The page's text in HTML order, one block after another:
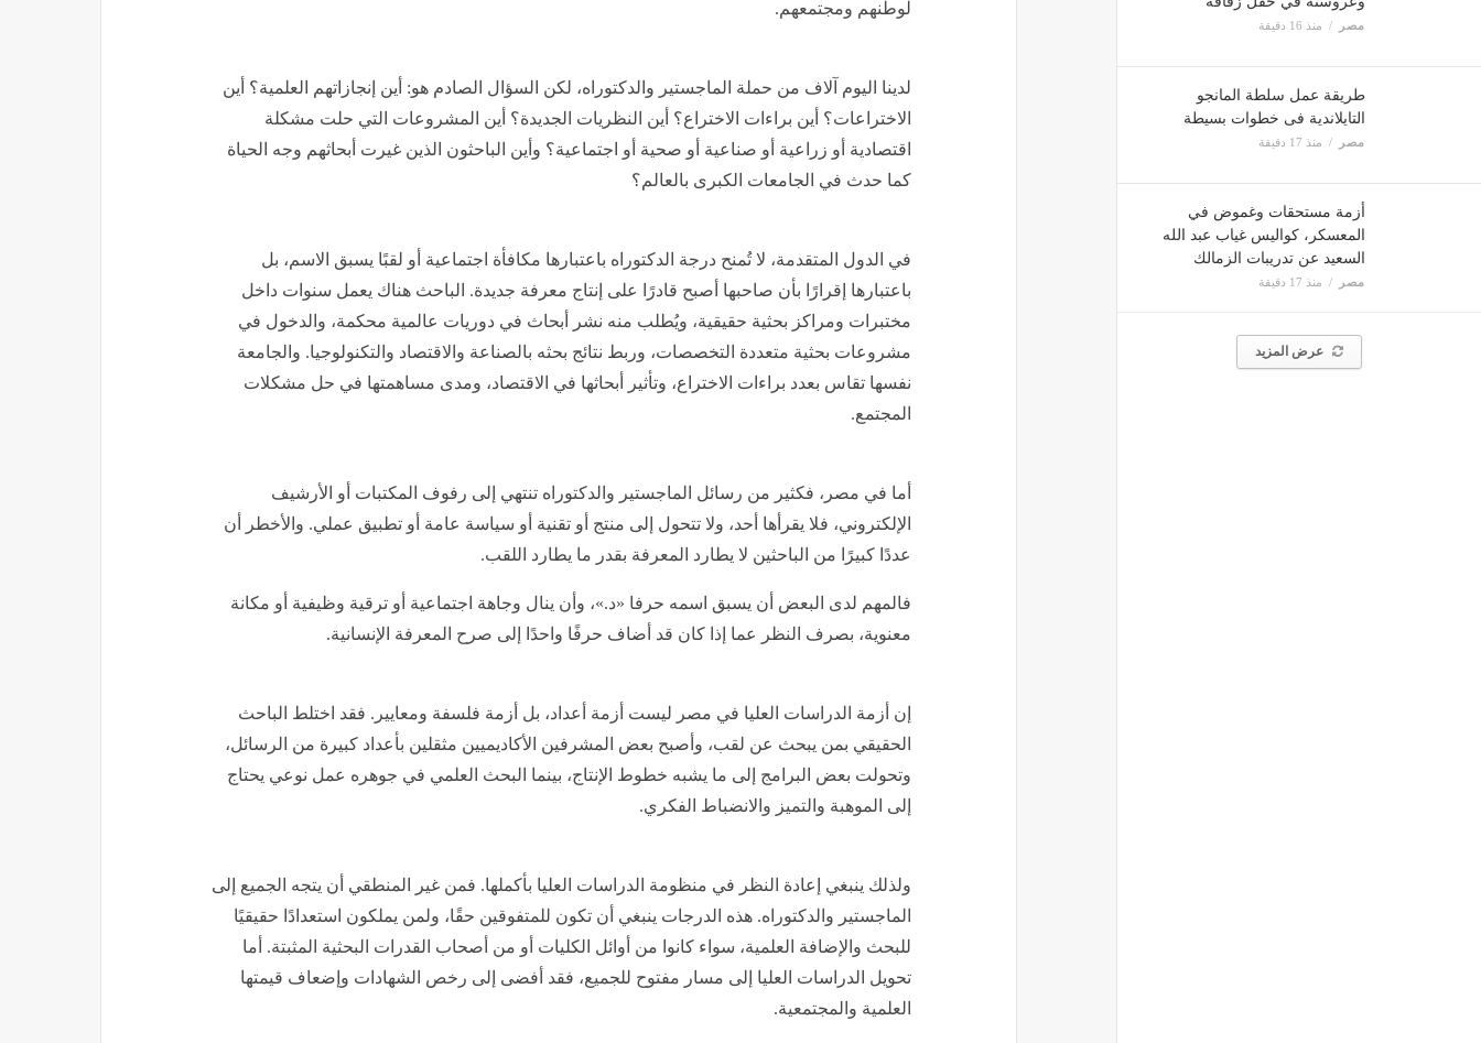
مصر منذ 16 دقيقة
طريقة عمل سلطة المانجو
التايلاندية فى خطوات بسيطة
مصر منذ 17 دقيقة
أزمة مستحقات وغموض في
المعسكر، كواليس غياب عبد الله
السعيد عن تدريبات الزمالك
مصر منذ 17 دقيقة
عرض المزيد
لوطنهم ومجتمعهم.
لدينا اليوم آلاف من حملة الماجستير والدكتوراه، لكن السؤال الصادم هو: أين إنجازاتهم العلمية؟ أين
الاختراعات؟ أين براءات الاختراع؟ أين النظريات الجديدة؟ أين المشروعات التي حلت مشكلة
اقتصادية أو زراعية أو صناعية أو صحية أو اجتماعية؟ وأين الباحثون الذين غيرت أبحاثهم وجه الحياة
كما حدث في الجامعات الكبرى بالعالم؟
في الدول المتقدمة، لا تُمنح درجة الدكتوراه باعتبارها مكافأة اجتماعية أو لقبًا يسبق الاسم، بل
باعتبارها إقرارًا بأن صاحبها أصبح قادرًا على إنتاج معرفة جديدة. الباحث هناك يعمل سنوات داخل
مختبرات ومراكز بحثية حقيقية، ويُطلب منه نشر أبحاث في دوريات عالمية محكمة، والدخول في
مشروعات بحثية متعددة التخصصات، وربط نتائج بحثه بالصناعة والاقتصاد والتكنولوجيا. والجامعة
نفسها تقاس بعدد براءات الاختراع، وتأثير أبحاثها في الاقتصاد، ومدى مساهمتها في حل مشكلات
المجتمع.
أما في مصر، فكثير من رسائل الماجستير والدكتوراه تنتهي إلى رفوف المكتبات أو الأرشيف
الإلكتروني، فلا يقرأها أحد، ولا تتحول إلى منتج أو تقنية أو سياسة عامة أو تطبيق عملي. والأخطر أن
عددًا كبيرًا من الباحثين لا يطارد المعرفة بقدر ما يطارد اللقب.
فالمهم لدى البعض أن يسبق اسمه حرفا «د.»، وأن ينال وجاهة اجتماعية أو ترقية وظيفية أو مكانة
معنوية، بصرف النظر عما إذا كان قد أضاف حرفًا واحدًا إلى صرح المعرفة الإنسانية.
إن أزمة الدراسات العليا في مصر ليست أزمة أعداد، بل أزمة فلسفة ومعايير. فقد اختلط الباحث
الحقيقي بمن يبحث عن لقب، وأصبح بعض المشرفين الأكاديميين مثقلين بأعداد كبيرة من الرسائل،
وتحولت بعض البرامج إلى ما يشبه خطوط الإنتاج، بينما البحث العلمي في جوهره عمل نوعي يحتاج
إلى الموهبة والتميز والانضباط الفكري.
ولذلك ينبغي إعادة النظر في منظومة الدراسات العليا بأكملها. فمن غير المنطقي أن يتجه الجميع إلى
الماجستير والدكتوراه. هذه الدرجات ينبغي أن تكون للمتفوقين حقًا، ولمن يملكون استعدادًا حقيقيًا
للبحث والإضافة العلمية، سواء كانوا من أوائل الكليات أو من أصحاب القدرات البحثية المثبتة. أما
تحويل الدراسات العليا إلى مسار مفتوح للجميع، فقد أفضى إلى رخص الشهادات وإضعاف قيمتها
العلمية والمجتمعية.